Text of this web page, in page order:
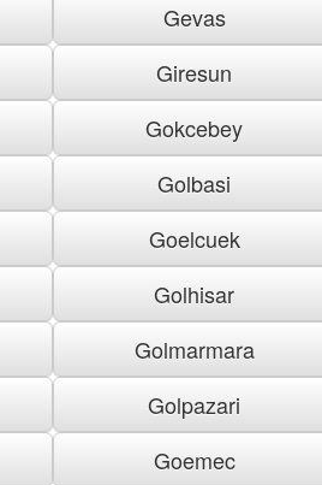
Gevas
Giresun
Gokcebey
Golbasi
Goelcuek
Golhisar
Golmarmara
Golpazari
Goemec